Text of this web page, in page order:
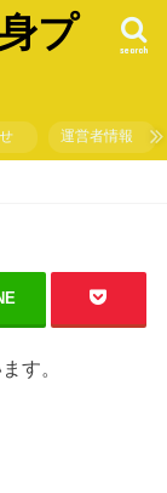
プ
search
運営者情報
す。